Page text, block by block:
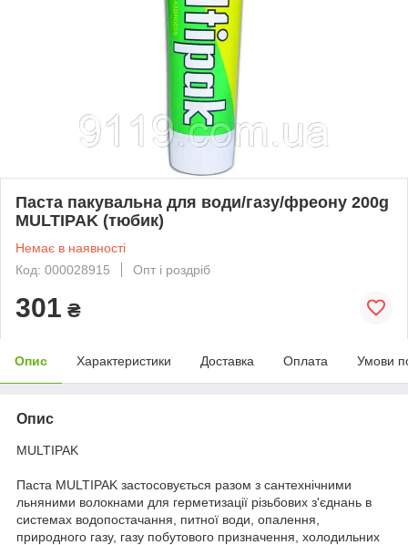
Паста пакувальна для води/газу/фреону 200g
MULTIPAK (тюбик)
Немає в наявності
Код: 000028915
Опт і роздріб
301 ₴
Опис Характеристики Доставка Оплата Умови
Опис
MULTIPAK
Паста MULTIPAK застосовується разом з сантехнічними
льняними волокнами для герметизації різьбових з'єднань в
системах водопостачання, питної води, опалення,
природного газу, газу побутового призначення, холодильних